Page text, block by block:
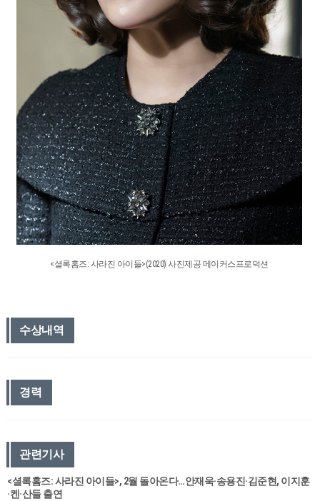
<셜록홈즈: 사라진 아이들>(2020) 사진제공 메이커스프로덕션
수상내역
경력
관련기사
<셜록홈즈: 사라진 아이들>, 2월 돌아온다…안재욱·송용진·김준현, 이지훈
·켄·산들 출연